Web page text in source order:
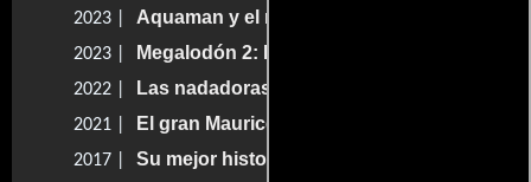
2023 | Aquaman y el reino perdido
2023 | Megalodón 2: El gran abismo
2022 | Las nadadoras
2021 | El gran Maurice
2017 | Su mejor historia